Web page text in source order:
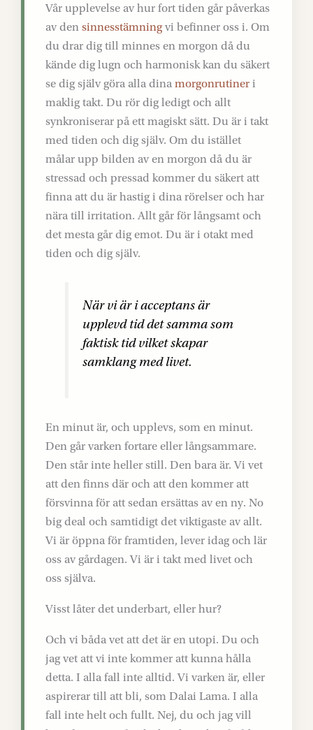
Vår upplevelse av hur fort tiden går påverkas
av den sinnesstämningvi befinner oss i. Om
du drar dig till minnes en morgon då du
kände dig lugn och harmonisk kan du säkert
se dig själv göra alla dina morgonrutiner i
maklig takt. Du rör dig ledigt och allt
synkroniserar på ett magiskt sätt. Du är i takt
med tiden och dig själv. Om du istället
målar upp bilden av en morgon då du är
stressad och pressad kommer du säkert att
finna att du är hastig i dina rörelser och har
nära till irritation. Allt går för långsamt och
det mesta går dig emot. Du är i otakt med
tiden och dig själv.
När vi är i acceptans är
upplevd tid det samma som
faktisk tid vilket skapar
samklang med livet.
En minut är, och upplevs, som en minut.
Den går varken fortare eller långsammare.
Den står inte heller still. Den bara är. Vi vet
att den finns där och att den kommer att
försvinna för att sedan ersättas av en ny. No
big deal och samtidigt det viktigaste av allt.
Vi är öppna för framtiden, lever idag och lär
oss av gårdagen. Vi är i takt med livet och
oss själva.
Visst låter det underbart, eller hur?
Och vi båda vet att det är en utopi. Du och
jag vet att vi inte kommer att kunna hålla
detta. I alla fall inte alltid. Vi varken är, eller
aspirerar till att bli, som Dalai Lama. I alla
fall inte helt och fullt. Nej, du och jag vill